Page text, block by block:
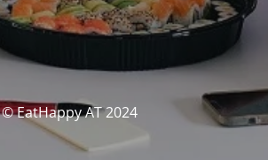
© EatHappy AT 2024